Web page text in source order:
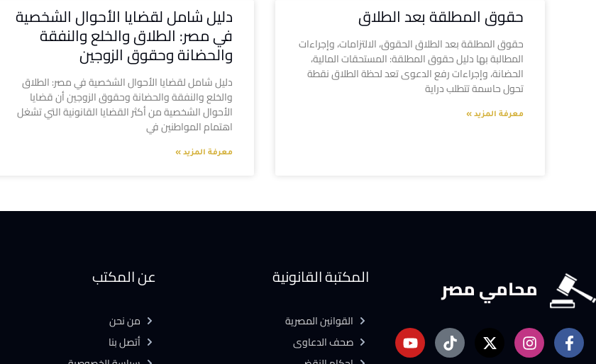
حقوق المطلقة بعد الطلاق
حقوق المطلقة بعد الطلاق الحقوق، الالتزامات، وإجراءات
المطالبة بها دليل حقوق المطلقة: المستحقات المالية،
الحضانة، وإجراءات رفع الدعوى تعد لحظة الطلاق نقطة
تحول حاسمة تتطلب دراية
معرفة المزيد »
دليل شامل لقضايا الأحوال الشخصية
في مصر: الطلاق والخلع والنفقة
والحضانة وحقوق الزوجين
دليل شامل لقضايا الأحوال الشخصية في مصر: الطلاق
والخلع والنفقة والحضانة وحقوق الزوجين أن قضايا
الأحوال الشخصية من أكثر القضايا القانونية التي تشغل
اهتمام المواطنين في
معرفة المزيد »
محامي مصر المكتبة القانونية
القوانين المصرية
صحف الدعاوى
عن المكتب
من نحن
أتصل بنا